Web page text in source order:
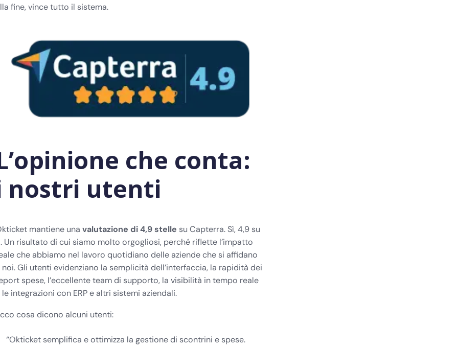
fine, vince tutto il sistema.
che conta:
nostri utenti
mantiene unavalutazione di 4,9 stelle su Capterra. Sì, 4,9 su
Un risultato di cui siamo molto orgogliosi, perché riflette l’impatto
che abbiamo nel lavoro quotidiano delle aziende che si affidano
noi. Gli utenti evidenziano la semplicità dell’interfaccia, la rapidità dei
spese, l’eccellente team di supporto, la visibilità in tempo reale
le integrazioni con ERP e altri sistemi aziendali.
cosa dicono alcuni utenti:
“Okticket semplifica e ottimizza la gestione di scontrini e spese.